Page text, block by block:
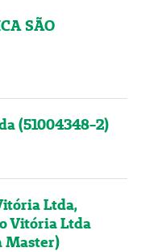
SÃO
(51004348-2)
Ltda,
Vitória Ltda
Master)